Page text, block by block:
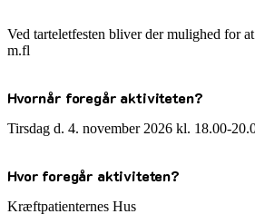
Ved tarteletfesten bliver der mulighed for
m.fl
Hvornår foregår aktiviteten?
Tirsdag d. 4. november 2026 kl. 18.00-
Hvor foregår aktiviteten?
Kræftpatienternes Hus